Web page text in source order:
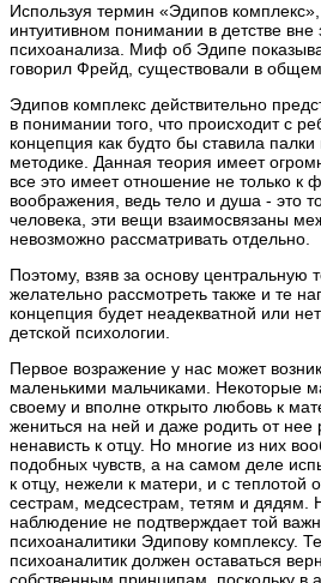
Используя термин «Эдипов
интуитивном понимании в детстве вне
психоанализа. Миф об Эдипе
говорил Фрейд, существовали в
Эдипов комплекс действительно
в понимании того, что происходит с
концепция как будто бы ставила
методике. Данная теория имеет
все это имеет отношение не только к
воображения, ведь тело и душа - это
человека, эти вещи взаимосвязаны
невозможно рассматривать отдельно.
Поэтому, взяв за основу центральную
желательно рассмотреть также и те
концепция будет неадекватной или
детской психологии.
Первое возражение у нас может
маленькими мальчиками. Некоторые
своему и вполне открыто любовь к
жениться на ней и даже родить от нее
ненависть к отцу. Но многие из них
подобных чувств, а на самом деле
к отцу, нежели к матери, и с теплотой
сестрам, медсестрам, тетям и дядям.
наблюдение не подтверждает той
психоаналитики Эдипову комплексу.
психоаналитик должен оставаться